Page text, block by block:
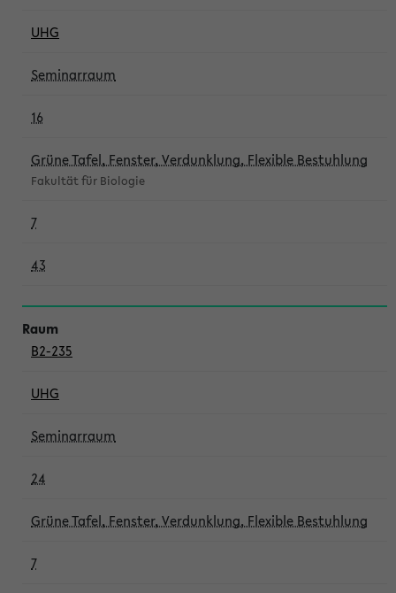
UHG
Seminarraum
16
Grüne Tafel, Fenster, Verdunklung, Flexible Bestuhlung
Fakultät für Biologie
7
43
B2-235
UHG
Seminarraum
24
Grüne Tafel, Fenster, Verdunklung, Flexible Bestuhlung
7